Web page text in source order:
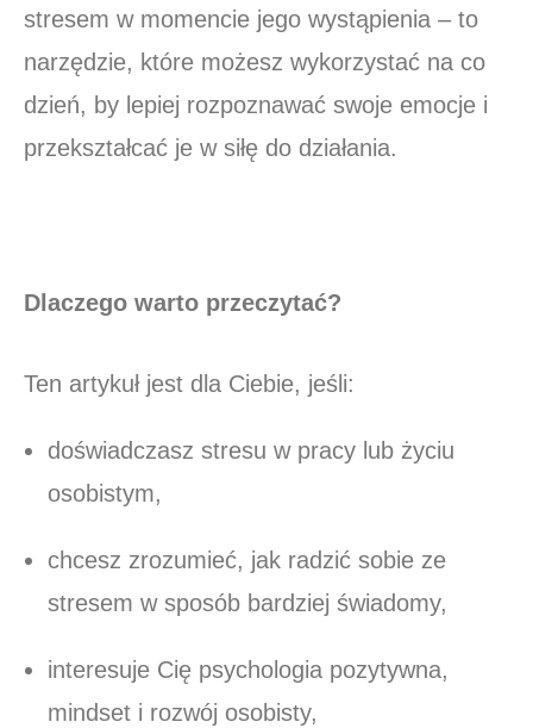
stresem w momencie jego wystąpienia – to
narzędzie, które możesz wykorzystać na co
dzień, by lepiej rozpoznawać swoje emocje i
przekształcać je w siłę do działania.
Dlaczego warto przeczytać?
Ten artykuł jest dla Ciebie, jeśli:
doświadczasz stresu w pracy lub życiu
osobistym,
chcesz zrozumieć, jak radzić sobie ze
stresem w sposób bardziej świadomy,
interesuje Cię psychologia pozytywna,
mindset i rozwój osobisty,